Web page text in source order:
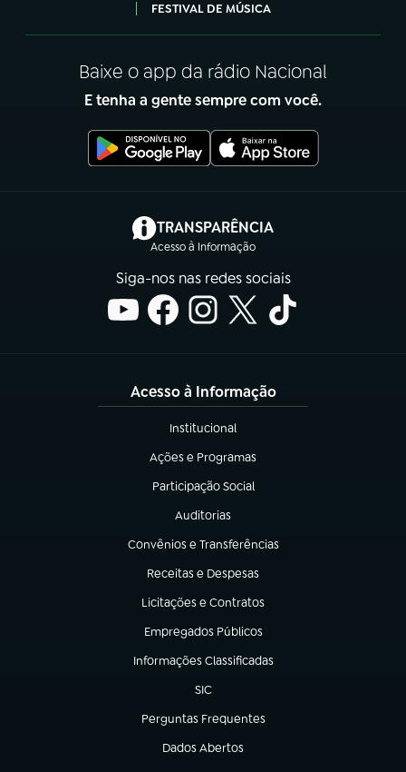
FESTIVAL DE MÚSICA
Baixe o app da rádio Nacional
E tenha a gente sempre com você.
TRANSPARÊNCIA
Acesso à Informação
(abre em nova aba)
Siga-nos nas redes sociais
Acesso à Informação
Institucional
(abre em nova aba)
Ações e Programas
(abre em nova aba)
Participação Social
(abre em nova aba)
Auditorias
(abre em nova aba)
Convênios e Transferências
(abre em nova aba)
Receitas e Despesas
(abre em nova aba)
Licitações e Contratos
(abre em nova aba)
Empregados Públicos
(abre em nova aba)
Informações Classificadas
(abre em nova aba)
SIC
(abre em nova aba)
Perguntas Frequentes
(abre em nova aba)
Dados Abertos
(abre em nova aba)